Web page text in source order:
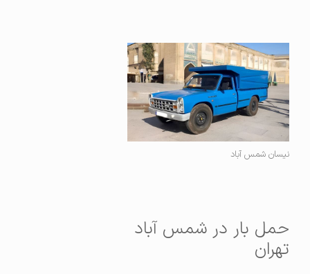
نیسان شمس آباد
حمل بار در شمس آباد
تهران